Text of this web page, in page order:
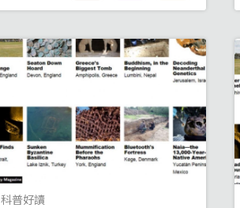
科普好讀